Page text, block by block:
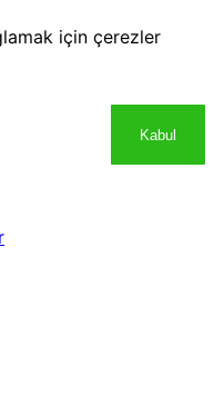
için çerezler
Kabul